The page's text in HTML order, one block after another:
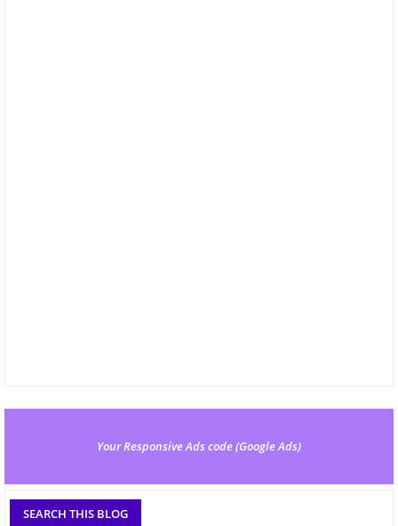
Your Responsive Ads code (Google Ads)
SEARCH THIS BLOG